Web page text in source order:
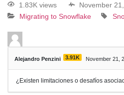
1.83K views
November
Migrating to Snowflake
Alejandro Penzini 3.91K November 21,
¿Existen limitaciones o desafíos